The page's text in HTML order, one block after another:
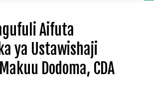
Aifuta
ya Ustawishaji
Dodoma, CDA